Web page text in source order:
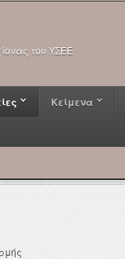
του ΥΣΕΕ
Κείμενα